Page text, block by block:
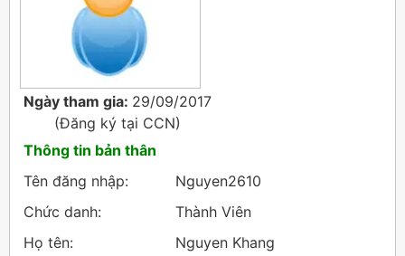
Ngày tham gia: 29/09/2017
(Đăng ký tại CCN)
Thông tin bản thân
Tên đăng nhập:
Nguyen2610
Chức danh:
Thành Viên
Họ tên:
Nguyen Khang